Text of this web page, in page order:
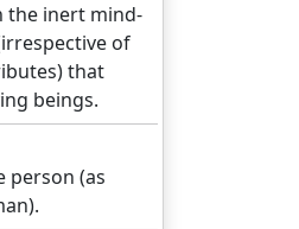
the inert mind-
of
that
beings.
person (as